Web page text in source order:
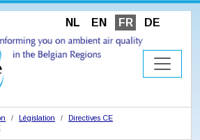
NL EN FR DE
Législation
Directives CE